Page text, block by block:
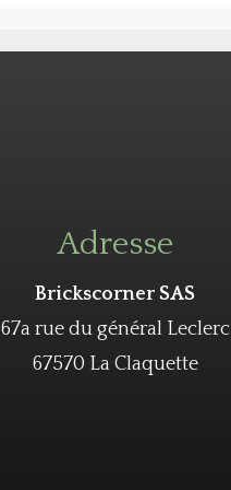
Adresse
Brickscorner SAS
67a rue du général Leclerc
67570 La Claquette